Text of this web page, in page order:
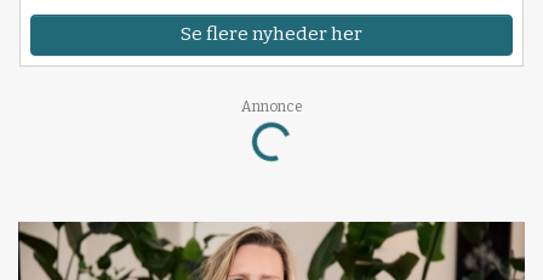
Se flere nyheder her
Annonce
Loading...